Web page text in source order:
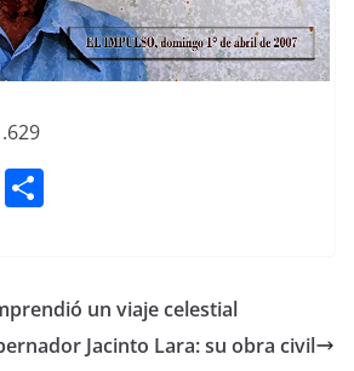
T
p
ar
un viaje celestial
Jacinto Lara: su obra civil